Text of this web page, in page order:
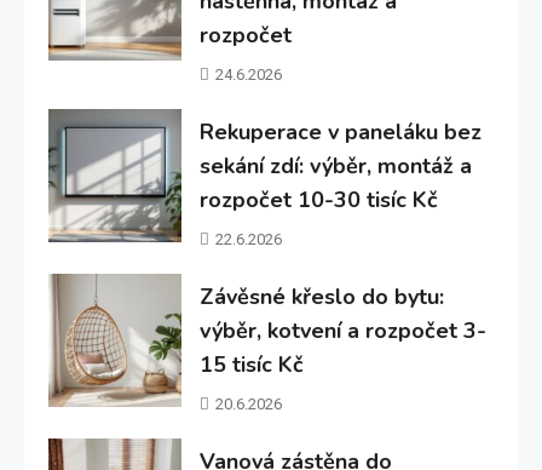
rozpočet
24.6.2026
Rekuperace v paneláku bez
sekání zdí: výběr, montáž a
rozpočet 10-30 tisíc Kč
22.6.2026
Závěsné křeslo do bytu:
výběr, kotvení a rozpočet 3-
15 tisíc Kč
20.6.2026
Vanová zástěna do